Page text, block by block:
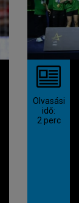
Olvasási
idő:
2 perc